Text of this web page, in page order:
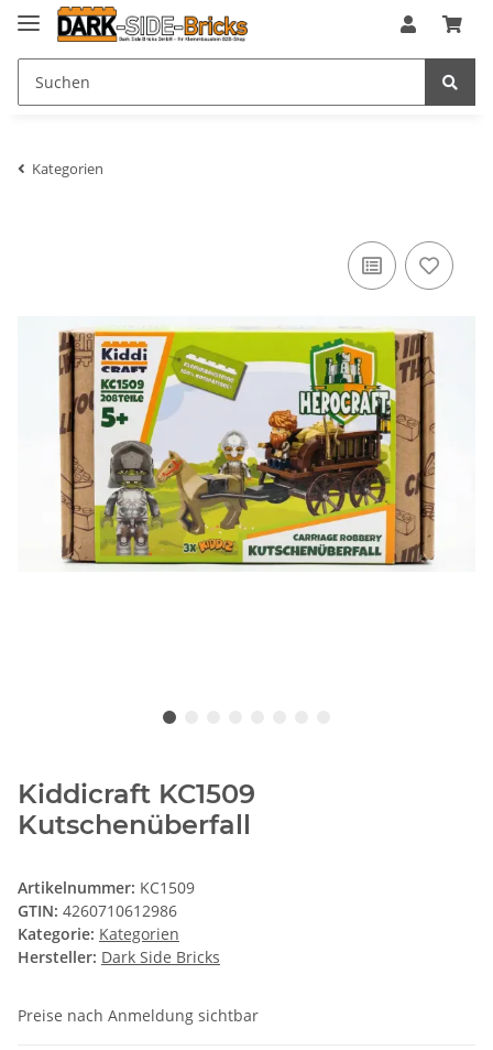
Kategorien
Kiddicraft KC1509
Kutschenüberfall
Artikelnummer: KC1509
GTIN: 4260710612986
Kategorie: Kategorien
Hersteller: Dark Side Bricks
Preise nach Anmeldung sichtbar